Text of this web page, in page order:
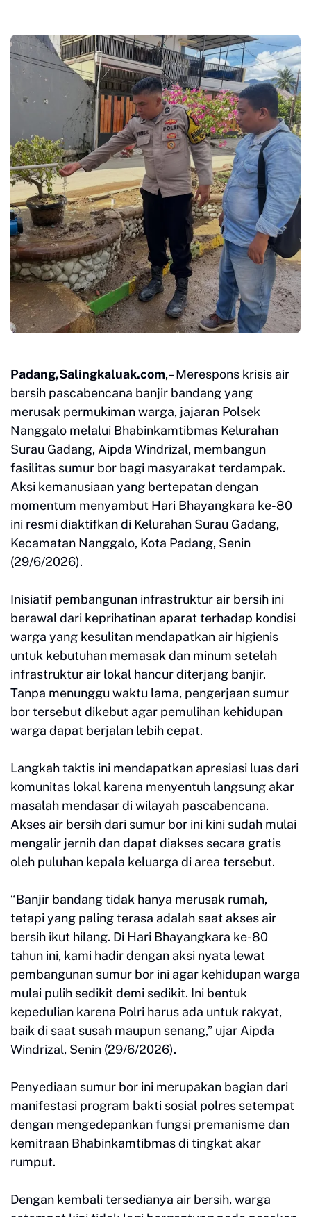
Padang,Salingkaluak.com,– Merespons krisis air
bersih pascabencana banjir bandang yang
merusak permukiman warga, jajaran Polsek
Nanggalo melalui Bhabinkamtibmas Kelurahan
Surau Gadang, Aipda Windrizal, membangun
fasilitas sumur bor bagi masyarakat terdampak.
Aksi kemanusiaan yang bertepatan dengan
momentum menyambut Hari Bhayangkara ke-80
ini resmi diaktifkan di Kelurahan Surau Gadang,
Kecamatan Nanggalo, Kota Padang, Senin
(29/6/2026).
Inisiatif pembangunan infrastruktur air bersih ini
berawal dari keprihatinan aparat terhadap kondisi
warga yang kesulitan mendapatkan air higienis
untuk kebutuhan memasak dan minum setelah
infrastruktur air lokal hancur diterjang banjir.
Tanpa menunggu waktu lama, pengerjaan sumur
bor tersebut dikebut agar pemulihan kehidupan
warga dapat berjalan lebih cepat.
​Langkah taktis ini mendapatkan apresiasi luas dari
komunitas lokal karena menyentuh langsung akar
masalah mendasar di wilayah pascabencana.
Akses air bersih dari sumur bor ini kini sudah mulai
mengalir jernih dan dapat diakses secara gratis
oleh puluhan kepala keluarga di area tersebut.
​“Banjir bandang tidak hanya merusak rumah,
tetapi yang paling terasa adalah saat akses air
bersih ikut hilang. Di Hari Bhayangkara ke-80
tahun ini, kami hadir dengan aksi nyata lewat
pembangunan sumur bor ini agar kehidupan warga
mulai pulih sedikit demi sedikit. Ini bentuk
kepedulian karena Polri harus ada untuk rakyat,
baik di saat susah maupun senang,” ujar Aipda
Windrizal, Senin (29/6/2026).
Penyediaan sumur bor ini merupakan bagian dari
manifestasi program bakti sosial polres setempat
dengan mengedepankan fungsi premanisme dan
kemitraan Bhabinkamtibmas di tingkat akar
rumput.
​Dengan kembali tersedianya air bersih, warga